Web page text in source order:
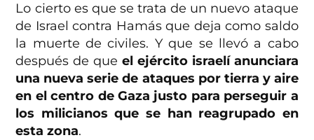
Lo cierto es que se trata de un nuevo ataque
de Israel contra Hamás que deja como saldo
la muerte de civiles. Y que se llevó a cabo
después de que el ejército israelí anunciara
una nueva serie de ataques por tierra y aire
en el centro de Gaza justo para perseguir a
los milicianos que se han reagrupado en
esta zona.